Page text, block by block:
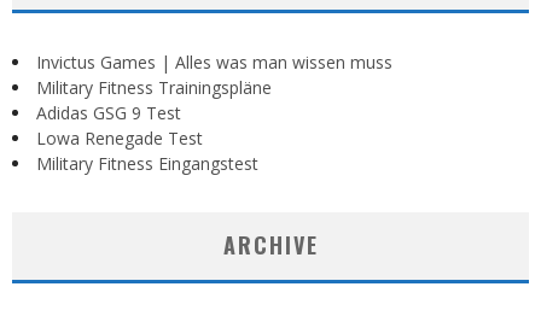
Invictus Games | Alles was man wissen muss
Military Fitness Trainingspläne
Adidas GSG 9 Test
Lowa Renegade Test
Military Fitness Eingangstest
ARCHIVE